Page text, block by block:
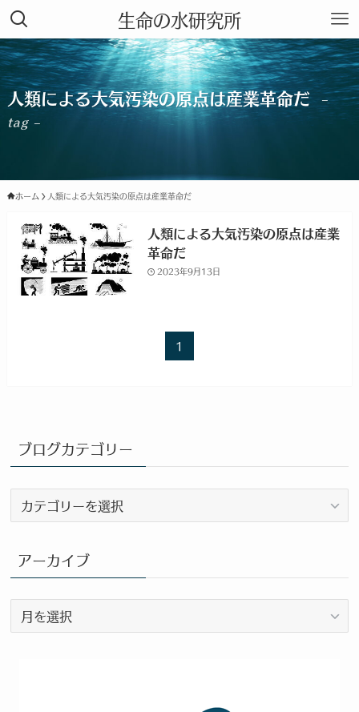
生命の水研究所
人類による大気汚染の原点は産業革命だ
–
tag –
ホーム 人類による大気汚染の原点は産業革命だ
人類による大気汚染の原点は産業
革命だ
2023年9月13日
1
ブログカテゴリー
ロ
カ
テ
ゴ
リ
ー
アーカイブ
ー